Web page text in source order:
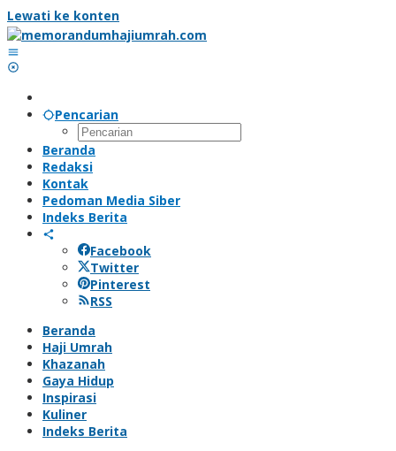
Lewati ke konten
Pencarian
Beranda
Redaksi
Kontak
Pedoman Media Siber
Indeks Berita
Facebook
Twitter
Pinterest
RSS
Beranda
Haji Umrah
Khazanah
Gaya Hidup
Inspirasi
Kuliner
Indeks Berita